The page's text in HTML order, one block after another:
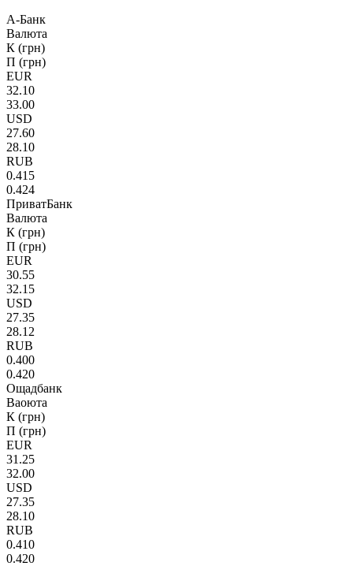
А-Банк
Валюта
К (грн)
П (грн)
EUR
32.10
33.00
USD
27.60
28.10
RUB
0.415
0.424
ПриватБанк
Валюта
К (грн)
П (грн)
EUR
30.55
32.15
USD
27.35
28.12
RUB
0.400
0.420
Ощадбанк
Ваоюта
К (грн)
П (грн)
EUR
31.25
32.00
USD
27.35
28.10
RUB
0.410
0.420